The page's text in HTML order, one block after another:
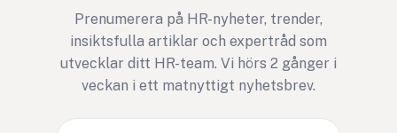
stärker också sin
innovationskraft, sitt
ledarskap och sin
långsiktiga
Prenumerera på HR-nyheter, trender,
insiktsfulla artiklar och expertråd som
utvecklar ditt HR-team. Vi hörs 2 gånger i
veckan i ett matnyttigt nyhetsbrev.